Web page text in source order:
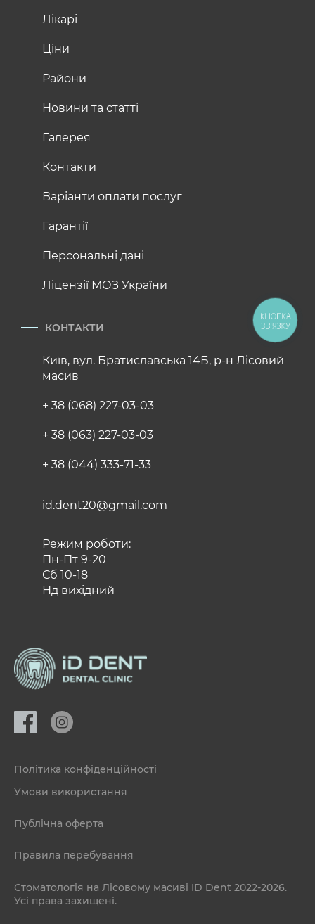
Лікарі
Ціни
Райони
Новини та статті
Галерея
Контакти
Варіанти оплати послуг
Гарантії
Персональні дані
Ліцензії МОЗ України
КОНТАКТИ
Київ, вул. Братиславська 14Б, р-н Лісовий
масив
+ 38 (068) 227-03-03
+ 38 (063) 227-03-03
+ 38 (044) 333-71-33
id.dent20@gmail.com
Режим роботи:
Пн-Пт 9-20
Сб 10-18
Нд вихідний
Стоматологія на Лісовому масиві ID Dent 2022-2026.
Усі права захищені.
Політика конфіденційності
Умови використання
Публічна оферта
Правила перебування
КНОПКА
ЗВ'ЯЗКУ